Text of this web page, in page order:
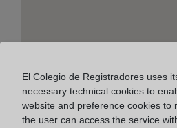
El Colegio de Registradores uses
necessary technical cookies to
website and preference cookies to
the user can access the service